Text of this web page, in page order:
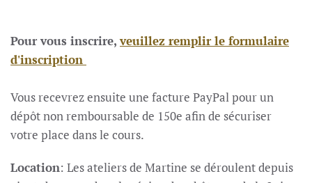
Pour vous inscrire,veuillez remplir le formulaire
d'inscription
Vous recevrez ensuite une facture PayPal pour un
dépôt non remboursable de 150e afin de sécuriser
votre place dans le cours.
Location: Les ateliers de Martine se déroulent depuis